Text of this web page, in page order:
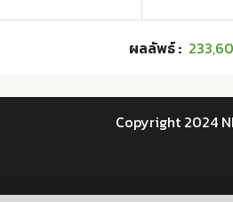
ผลลัพธ์ :
Copyright 2024